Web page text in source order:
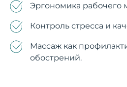
Эргономика рабочего
Контроль стресса и
Массаж как
обострений.